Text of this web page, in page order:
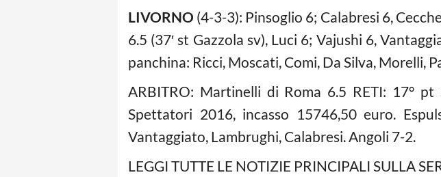
LIVORNO (4-3-3): Pinsoglio 6; Calabresi 6,
6.5 (37′ st Gazzola sv), Luci 6; Vajushi 6,
panchina: Ricci, Moscati, Comi, Da Silva, Morelli,
ARBITRO: Martinelli di Roma 6.5 RETI: 17°
Spettatori 2016, incasso 15746,50 euro.
Vantaggiato, Lambrughi, Calabresi. Angoli 7-2.
LEGGI TUTTE LE NOTIZIE PRINCIPALI SULLA